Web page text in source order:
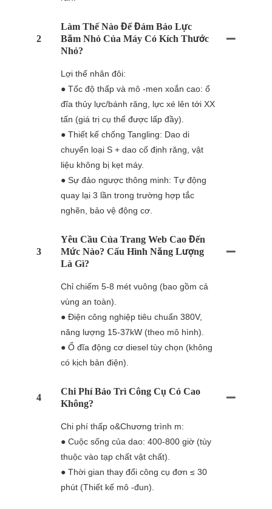
2
Làm Thế Nào Để Đảm Bảo Lực
Băm Nhỏ Của Máy Có Kích Thước
Nhỏ?
Lợi thế nhân đôi:
● Tốc độ thấp và mô -men xoắn cao: ổ
đĩa thủy lực/bánh răng, lực xé lên tới XX
tấn (giá trị cụ thể được lấp đầy).
● Thiết kế chống Tangling: Dao di
chuyển loại S + dao cố định răng, vật
liệu không bị kẹt máy.
● Sự đảo ngược thông minh: Tự động
quay lại 3 lần trong trường hợp tắc
nghẽn, bảo vệ động cơ.
3
Yêu Cầu Của Trang Web Cao Đến
Mức Nào? Cấu Hình Năng Lượng
Là Gì?
Chỉ chiếm 5-8 mét vuông (bao gồm cả
vùng an toàn).
● Điện công nghiệp tiêu chuẩn 380V,
năng lượng 15-37kW (theo mô hình).
● Ổ đĩa động cơ diesel tùy chọn (không
có kịch bản điện).
4
Chi Phí Bảo Trì Công Cụ Có Cao
Không?
Chi phí thấp o&Chương trình m:
● Cuộc sống của dao: 400-800 giờ (tùy
thuộc vào tạp chất vật chất).
● Thời gian thay đổi công cụ đơn ≤ 30
phút (Thiết kế mô -đun).